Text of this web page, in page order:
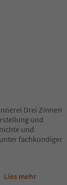
Drei Zinnen
und
und
fachkundiger
Lies mehr